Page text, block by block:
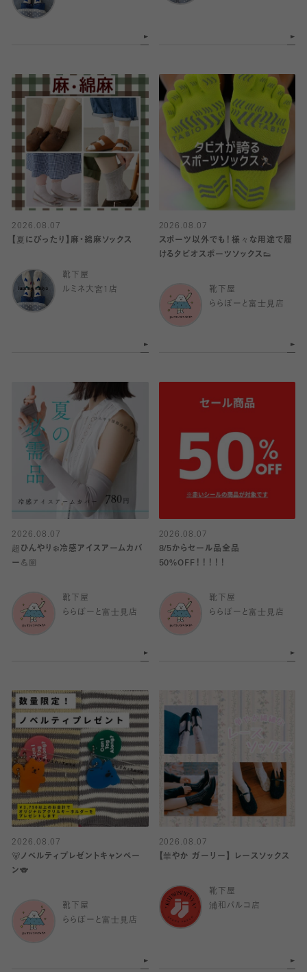
2026.08.07
【夏にぴったり】麻・綿麻ソックス
靴下屋
ルミネ大宮1店
2026.08.07
スポーツ以外でも！様々な用途で履
けるタビオスポーツソックス👟
靴下屋
ららぽーと富士見店
2026.08.07
超ひんやり❄️冷感アイスアームカバ
ー💪🏼
靴下屋
ららぽーと富士見店
2026.08.07
8/5からセール品全品
50%OFF！！！！！
靴下屋
ららぽーと富士見店
2026.08.07
🐻ノベルティプレゼントキャンペー
ン🐨
靴下屋
ららぽーと富士見店
2026.08.07
【華やか ガーリー】 レースソックス
靴下屋
浦和パルコ店